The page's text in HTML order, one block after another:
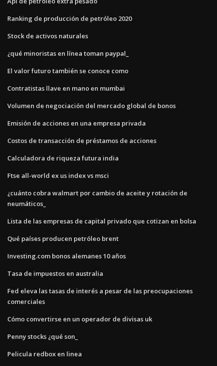
Ranking de producción de petróleo 2020
Stock de activos naturales
¿qué minoristas en línea toman paypal_
El valor futuro también se conoce como
Contratistas llave en mano en mumbai
Volumen de negociación del mercado global de bonos
Emisión de acciones en una empresa privada
Costos de transacción de préstamos de acciones
Calculadora de riqueza futura india
Ftse all-world ex us index vs msci
¿cuánto cobra walmart por cambio de aceite y rotación de
neumáticos_
Lista de las empresas de capital privado que cotizan en bolsa
Qué países producen petróleo brent
Investing.com bonos alemanes 10 años
Tasa de impuestos en australia
Fed eleva las tasas de interés a pesar de las preocupaciones
comerciales
Cómo convertirse en un operador de divisas uk
Penny stocks ¿qué son_
Pelicula redbox en linea